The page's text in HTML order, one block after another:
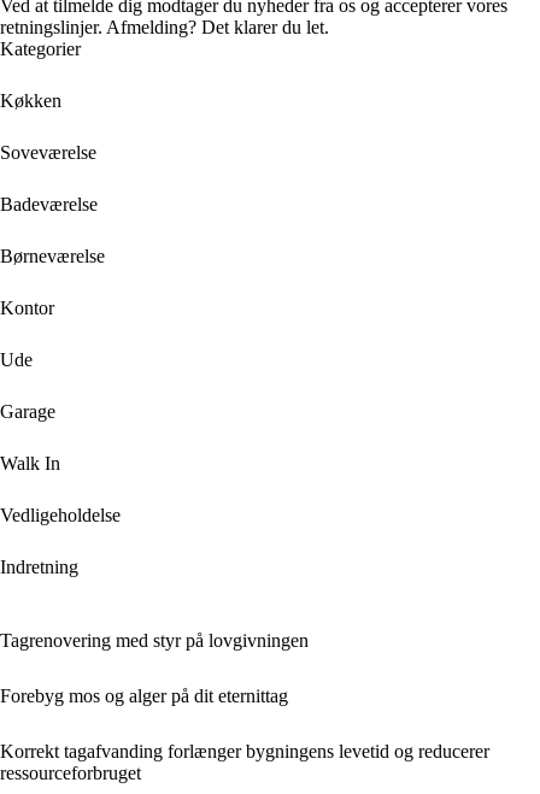
Ved at tilmelde dig modtager du nyheder fra os og accepterer vores
retningslinjer. Afmelding? Det klarer du let.
Kategorier
Køkken
Soveværelse
Badeværelse
Børneværelse
Kontor
Ude
Garage
Walk In
Vedligeholdelse
Indretning
Tagrenovering med styr på lovgivningen
Forebyg mos og alger på dit eternittag
Korrekt tagafvanding forlænger bygningens levetid og reducerer
ressourceforbruget